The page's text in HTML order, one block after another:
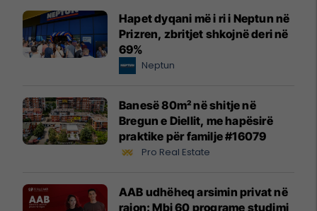
Hapet dyqani më i ri i Neptun në
Prizren, zbritjet shkojnë deri në
69%
Neptun
Banesë 80m² në shitje në
Bregun e Diellit, me hapësirë
praktike për familje #16079
Pro Real Estate
AAB udhëheq arsimin privat në
rajon: Mbi 60 programe studimi